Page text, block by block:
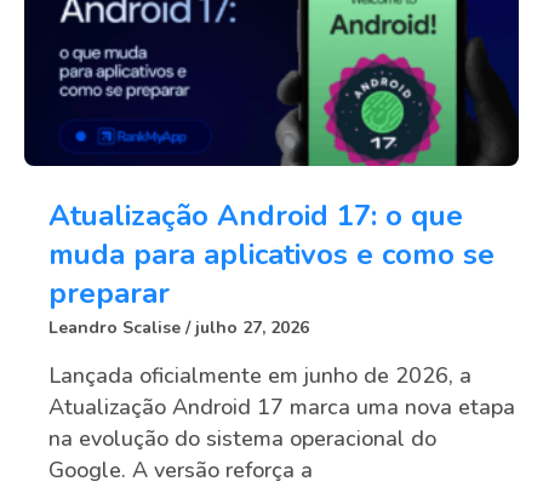
Atualização Android 17: o que
muda para aplicativos e como se
preparar
Leandro Scalise julho 27, 2026
Lançada oficialmente em junho de 2026, a
Atualização Android 17 marca uma nova etapa
na evolução do sistema operacional do
Google. A versão reforça a